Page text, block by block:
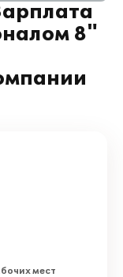
8"
мест